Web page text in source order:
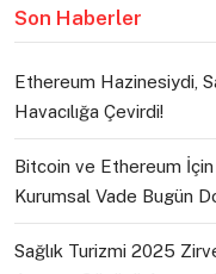
Son Haberler
Ethereum Hazinesiydi,
Havacılığa Çevirdi!
Bitcoin ve Ethereum
Kurumsal Vade Bugün
Sağlık Turizmi 2025